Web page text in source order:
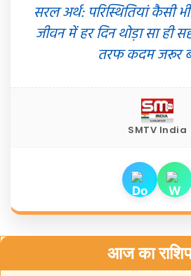
सरल अर्थ: परिस्थितियां कैसी
जीवन में हर दिन थोड़ा सा ही
तरफ कदम जरूर
SMTV India
आज का